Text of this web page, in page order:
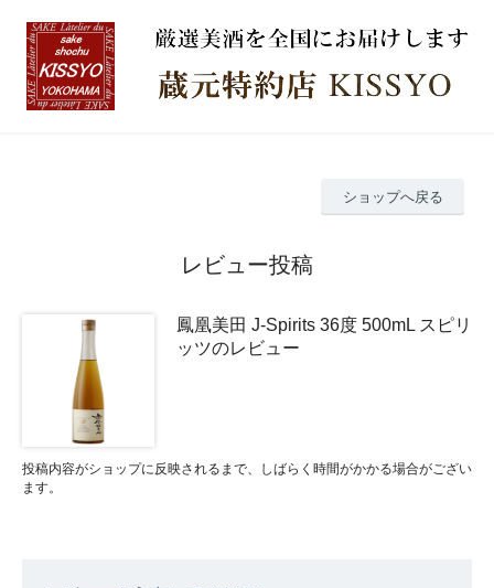
ショップへ戻る
レビュー投稿
鳳凰美田 J-Spirits 36度 500mL スピリ
ッツのレビュー
投稿内容がショップに反映されるまで、しばらく時間がかかる場合がござい
ます。